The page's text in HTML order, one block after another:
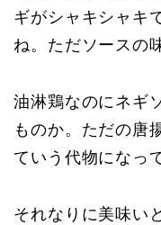
ギがシャキシャキ
ね。ただソースの
油淋鶏なのにネギ
ものか。ただの唐
ていう代物になっ
それなりに美味い